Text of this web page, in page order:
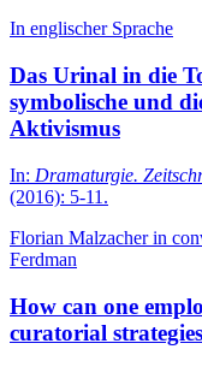
In englischer Sprache
Das Urinal in die
symbolische und
Aktivismus
In: Dramaturgie.
(2016): 5-11.
Florian Malzacher in
Ferdman
How can one
curatorial